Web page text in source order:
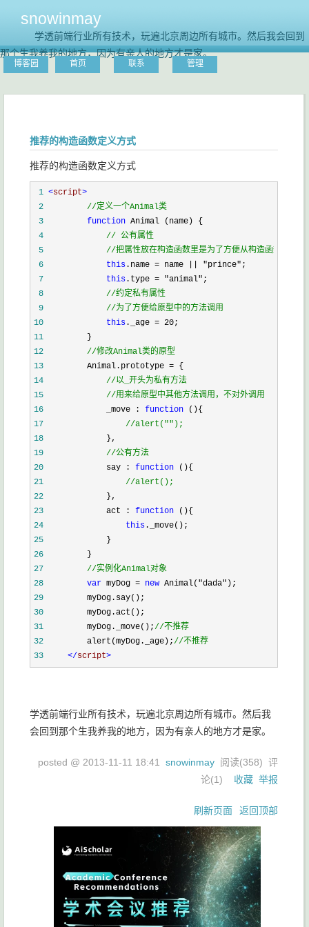
snowinmay
学透前端行业所有技术，玩遍北京周边所有城市。然后我会回到
那个生我养我的地方，因为有亲人的地方才是家。
博客园 首页 联系 管理
推荐的构造函数定义方式
推荐的构造函数定义方式
1 <script>
2
//定义一个Animal类
3
function
4
// 公有属性
5
//把属性放在构造函数里是为了方便从构造函数中接收
6
this .name = name "prince"
7
this .type = "animal"
8
//约定私有属性
9
//为了方便给原型中的方法调用
10
this ._age = 20
11
12
//修改Animal类的原型
13
        Animal.prototype
=
14
//以_开头为私有方法
15
//用来给原型中其他方法调用，不对外调用
16
            _move :
function
17
//alert("");
18
19
//公有方法
20
            say :
function
21
//alert();
22
23
            act :
function
24
this
25
26
27
//实例化Animal对象
28
var myDog = new Animal( "dada"
29
30
31
        myDog._move();
//不推荐
32
        alert(myDog._age);
//不推荐
33
</script>
学透前端行业所有技术，玩遍北京周边所有城市。然后我
会回到那个生我养我的地方，因为有亲人的地方才是家。
posted @ 2013-11-11 18:41 snowinmay 阅读(358) 评
论(1) 收藏 举报
刷新页面 返回顶部